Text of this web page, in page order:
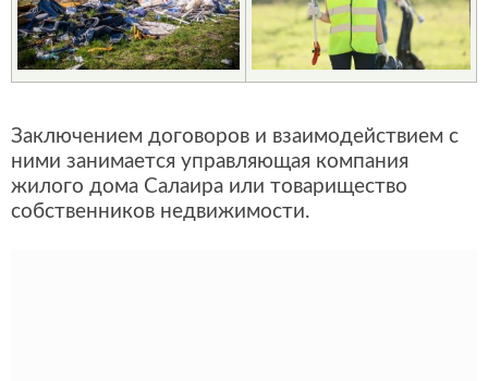
Заключением договоров и взаимодействием с
ними занимается управляющая компания
жилого дома Салаира или товарищество
собственников недвижимости.